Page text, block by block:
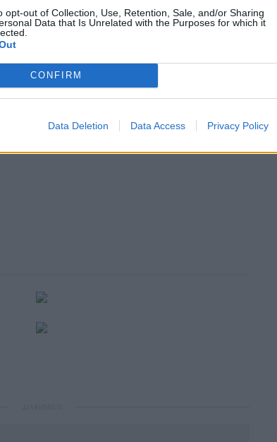
opt-out of Collection, Use, Retention, Sale, and/or Sharing
Data that Is Unrelated with the Purposes for which it
CONFIRM
Data Deletion Data Access Privacy Policy